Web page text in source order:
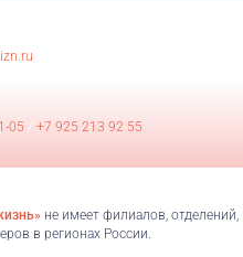
05 +7 925 213 92 55
не имеет филиалов, отделений,
в регионах России.